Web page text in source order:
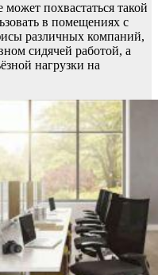
похвастаться такой
в помещениях с
различных компаний,
сидячей работой, а
нагрузки на